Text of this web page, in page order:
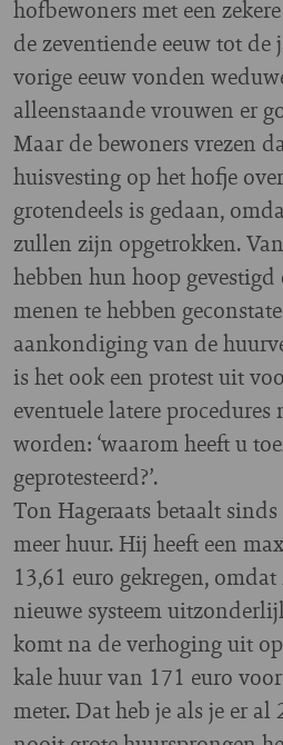
hofbewoners met een
de zeventiende eeuw tot de
vorige eeuw vonden
alleenstaande vrouwen er
Maar de bewoners vrezen
huisvesting op het hofje
grotendeels is gedaan,
zullen zijn opgetrokken.
hebben hun hoop
menen te hebben
aankondiging van de
is het ook een protest uit
eventuele latere procedures
worden: ‘waarom heeft u
geprotesteerd?’.
Ton Hageraats betaalt
meer huur. Hij heeft een
13,61 euro gekregen,
nieuwe systeem
komt na de verhoging uit
kale huur van 171 euro
meter. Dat heb je als je er